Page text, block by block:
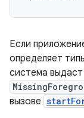
Если
определяет
система выдаст
вызове